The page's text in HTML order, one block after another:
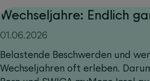
Wechseljahre: Endlich
01.06.2026
Belastende Beschwerden und
Wechseljahren oft erleben.